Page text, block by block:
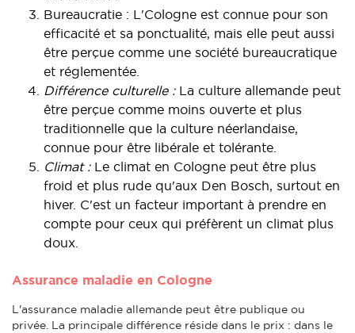
Bureaucratie : L'Cologne est connue pour son
efficacité et sa ponctualité, mais elle peut aussi
être perçue comme une société bureaucratique
et réglementée.
Différence culturelle :La culture allemande peut
être perçue comme moins ouverte et plus
traditionnelle que la culture néerlandaise,
connue pour être libérale et tolérante.
Climat :Le climat en Cologne peut être plus
froid et plus rude qu'aux Den Bosch, surtout en
hiver. C'est un facteur important à prendre en
compte pour ceux qui préfèrent un climat plus
doux.
Assurance maladie en Cologne
L'assurance maladie allemande peut être publique ou
privée. La principale différence réside dans le prix : dans le